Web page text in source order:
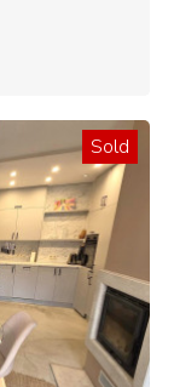
Sold